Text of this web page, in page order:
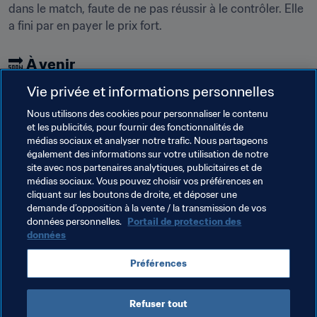
dans le match, faute de ne pas réussir à le contrôler. Elle
a fini par en payer le prix fort.
🔜 À venir
Quarts de finale
10 novembre
(Vitória, 16h30 heure locale)
Thèmes en lien
Coupe du Monde U-17 de la FIFA, Brésil 2019™
Paraguay Argentina
Vie privée et informations personnelles
Nous utilisons des cookies pour personnaliser le contenu
et les publicités, pour fournir des fonctionnalités de
médias sociaux et analyser notre trafic. Nous partageons
également des informations sur votre utilisation de notre
site avec nos partenaires analytiques, publicitaires et de
médias sociaux. Vous pouvez choisir vos préférences en
cliquant sur les boutons de droite, et déposer une
demande d’opposition à la vente / la transmission de vos
données personnelles. Portail de protection des
données
Préférences
Refuser tout